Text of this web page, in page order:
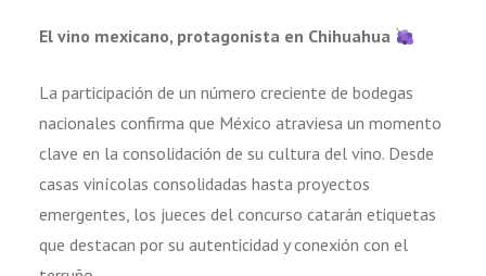
El vino mexicano, protagonista en Chihuahua
La participación de un número creciente de bodegas
nacionales confirma que México atraviesa un momento
clave en la consolidación de su cultura del vino. Desde
casas vinícolas consolidadas hasta proyectos
emergentes, los jueces del concurso catarán etiquetas
que destacan por su autenticidad y conexión con el